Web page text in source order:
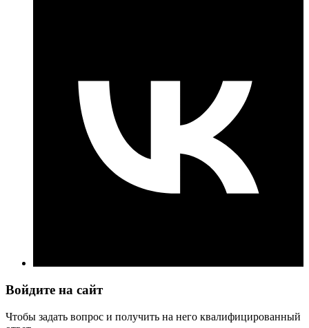
Войдите на сайт
Чтобы задать вопрос и получить на него квалифицированный